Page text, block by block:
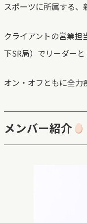
スポーツに所属する、
クライアントの営業
下SR局）でリーダー
オン・オフともに全力
メンバー紹介